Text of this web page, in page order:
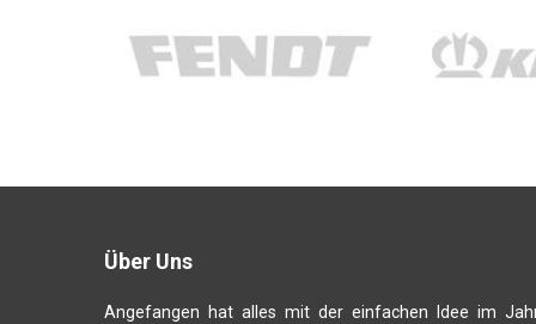
Über Uns
Angefangen hat alles mit der einfachen Idee im